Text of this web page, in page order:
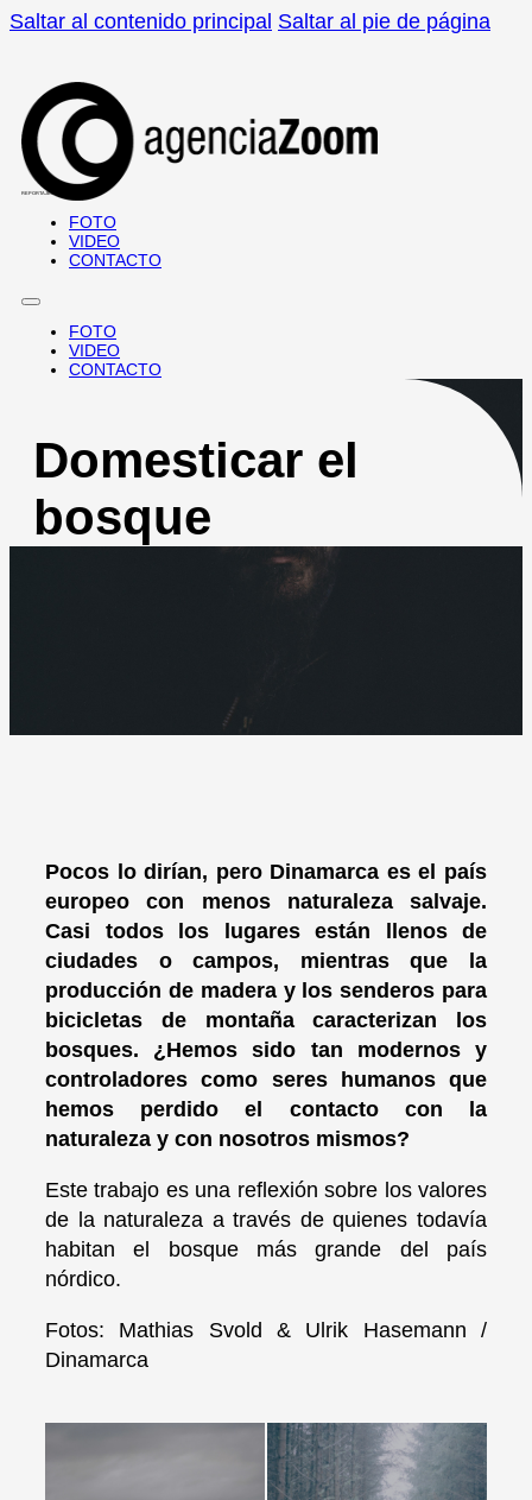
Saltar al contenido principal Saltar al pie de página
REPORTAJES · DOCUMENTALES
FOTO
VIDEO
CONTACTO
FOTO
VIDEO
CONTACTO
Domesticar el
bosque
Pocos lo dirían, pero Dinamarca es el país
europeo con menos naturaleza salvaje.
Casi todos los lugares están llenos de
ciudades o campos, mientras que la
producción de madera y los senderos para
bicicletas de montaña caracterizan los
bosques. ¿Hemos sido tan modernos y
controladores como seres humanos que
hemos perdido el contacto con la
naturaleza y con nosotros mismos?
Este trabajo es una reflexión sobre los valores
de la naturaleza a través de quienes todavía
habitan el bosque más grande del país
nórdico.
Fotos: Mathias Svold & Ulrik Hasemann /
Dinamarca